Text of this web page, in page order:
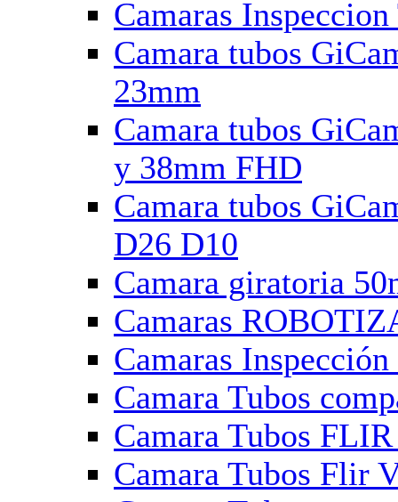
Camaras
Camara tubos
23mm
Camara tubos
y 38mm FHD
Camara tubos
D26 D10
Camara giratoria
Camaras
Camaras
Camara Tubos
Camara Tubos
Camara Tubos Flir